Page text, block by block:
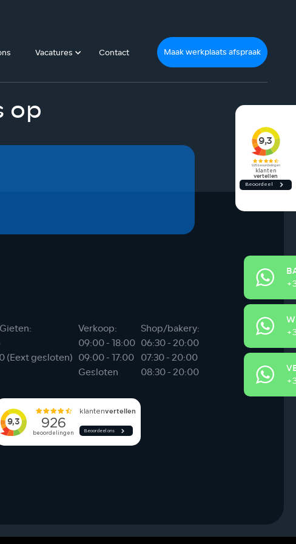
Vacatures Contact Maak werkplaats afspraak
op
Verkoop:
Shop/bakery:
09:00 - 18:00 06:30 - 20:00
(Eext gesloten) 09:00 - 17:00 07:30 - 20:00
Gesloten 08:30 - 20:00